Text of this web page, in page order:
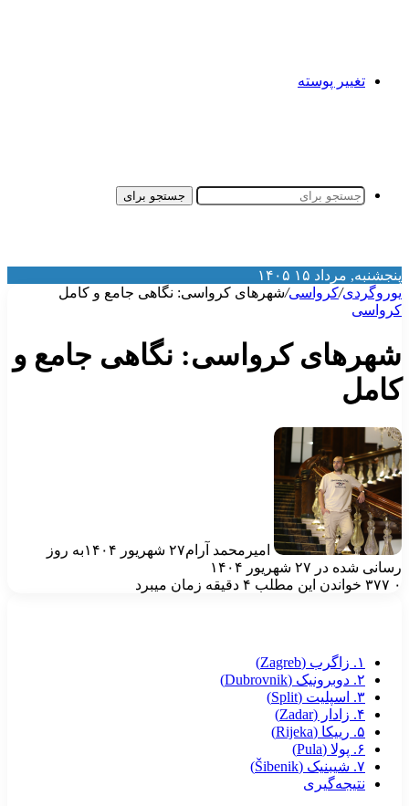
تغییر پوسته
جستجو برای
مرداد ۱۵ ۱۴۰۵
/کرواسی/ شهرهای کرواسی: نگاهی جامع و کامل
کرواسی: نگاهی جامع و
امیرمحمد آرام ۲۷ شهریور ۱۴۰۴
به روز
شده در ۲۷ شهریور ۱۴۰۴
خواندن این مطلب ۴ دقیقه زمان میبرد
۱. زاگرب (Zagreb)
۲. دوبرونیک (Dubrovnik)
۳. اسپلیت (Split)
۴. زادار (Zadar)
۵. رییکا (Rijeka)
۶. پولا (Pula)
۷. شیبنیک (Šibenik)
نتیجه‌گیری